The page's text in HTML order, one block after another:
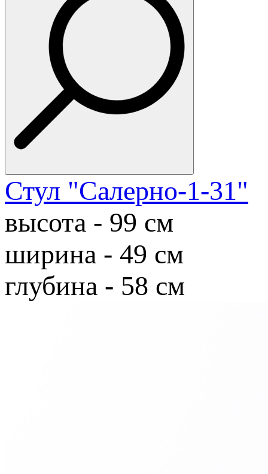
Стул "Салерно-1-31"
высота - 99 cм
ширина - 49 cм
глубина - 58 cм